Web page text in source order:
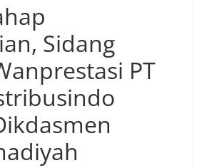
Sidang
PT